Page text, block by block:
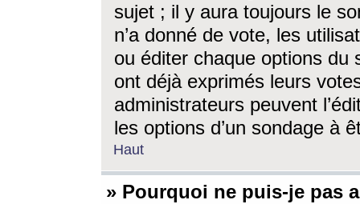
sujet ; il y aura toujours le
n’a donné de vote, les
ou éditer chaque options du
ont déjà exprimés leurs
administrateurs peuvent
les options d’un sondage à
Haut
» Pourquoi ne puis-je pas